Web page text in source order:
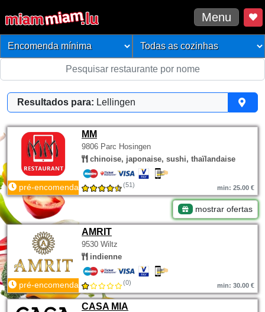
Menu
Resultados para: Lellingen
MM
9806 Parc Hosingen
chinoise, japonaise, sushi, thaïlandaise
pré-encomenda (51) min: 25.00 €
mostrar ofertas
AMRIT
9530 Wiltz
indienne
pré-encomenda (0) min: 30.00 €
CASA MIA